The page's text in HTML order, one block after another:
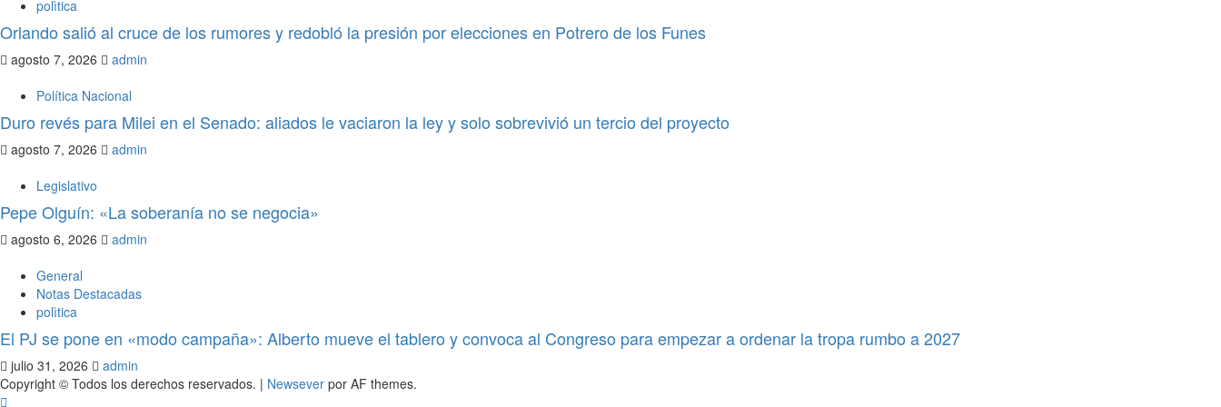
polìtica
Orlando salió al cruce de los rumores y redobló la presión por elecciones en Potrero de los Funes
agosto 7, 2026
admin
Política Nacional
Duro revés para Milei en el Senado: aliados le vaciaron la ley y solo sobrevivió un tercio del proyecto
agosto 7, 2026
admin
Legislativo
Pepe Olguín: «La soberanía no se negocia»
agosto 6, 2026
admin
General
Notas Destacadas
polìtica
El PJ se pone en «modo campaña»: Alberto mueve el tablero y convoca al Congreso para empezar a ordenar la tropa rumbo a 2027
julio 31, 2026
admin
Copyright © Todos los derechos reservados. | Newsever por AF themes.